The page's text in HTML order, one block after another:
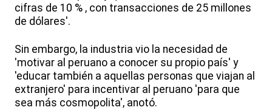
cifras de 10 % , con transacciones de 25 millones
de dólares'.
Sin embargo, la industria vio la necesidad de
'motivar al peruano a conocer su propio país' y
'educar también a aquellas personas que viajan al
extranjero' para incentivar al peruano 'para que
sea más cosmopolita', anotó.